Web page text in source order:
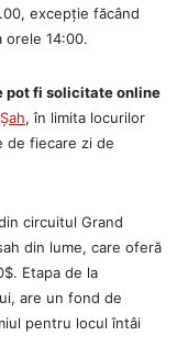
excepție făcând
orele 14:00.
pot fi solicitate online
Șah, în limita locurilor
de fiecare zi de
circuitul Grand
din lume, care oferă
Etapa de la
are un fond de
pentru locul întâi